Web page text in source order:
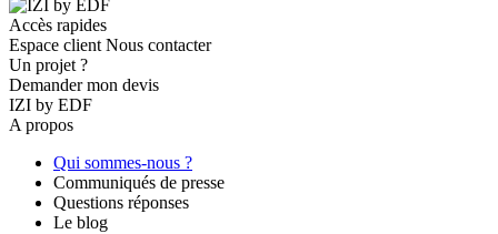
Accès rapides
Espace client Nous contacter
Un projet ?
Demander mon devis
IZI by EDF
A propos
Qui sommes-nous ?
Communiqués de presse
Questions réponses
Le blog